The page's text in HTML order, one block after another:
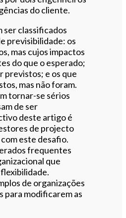
do cliente.
ser classificados
previsibilidade: os
mas cujos impactos
do que o esperado;
previstos; e os que
mas não foram.
tornar-se sérios
de ser
deste artigo é
de projecto
este desafio.
frequentes
que
de organizações
para modificarem as